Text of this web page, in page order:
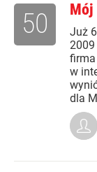
Mój
Już
2009
w
dla
50